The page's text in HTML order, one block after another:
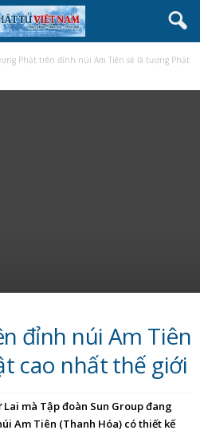
Phật trên đỉnh núi Am Tiên sẽ là tượng Phật
đỉnh núi Am Tiên
cao nhất thế giới
mà Tập đoàn Sun Group đang
Am Tiên (Thanh Hóa) có thiết kế